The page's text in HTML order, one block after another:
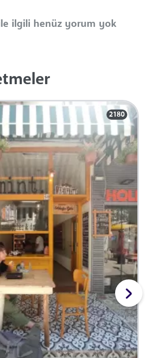
ilgili henüz yorum yok
2180